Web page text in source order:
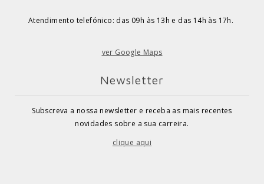
Atendimento telefónico: das 09h às 13h e das 14h às 17h.
ver Google Maps
Newsletter
Subscreva a nossa newsletter e receba as mais recentes
novidades sobre a sua carreira.
clique aqui